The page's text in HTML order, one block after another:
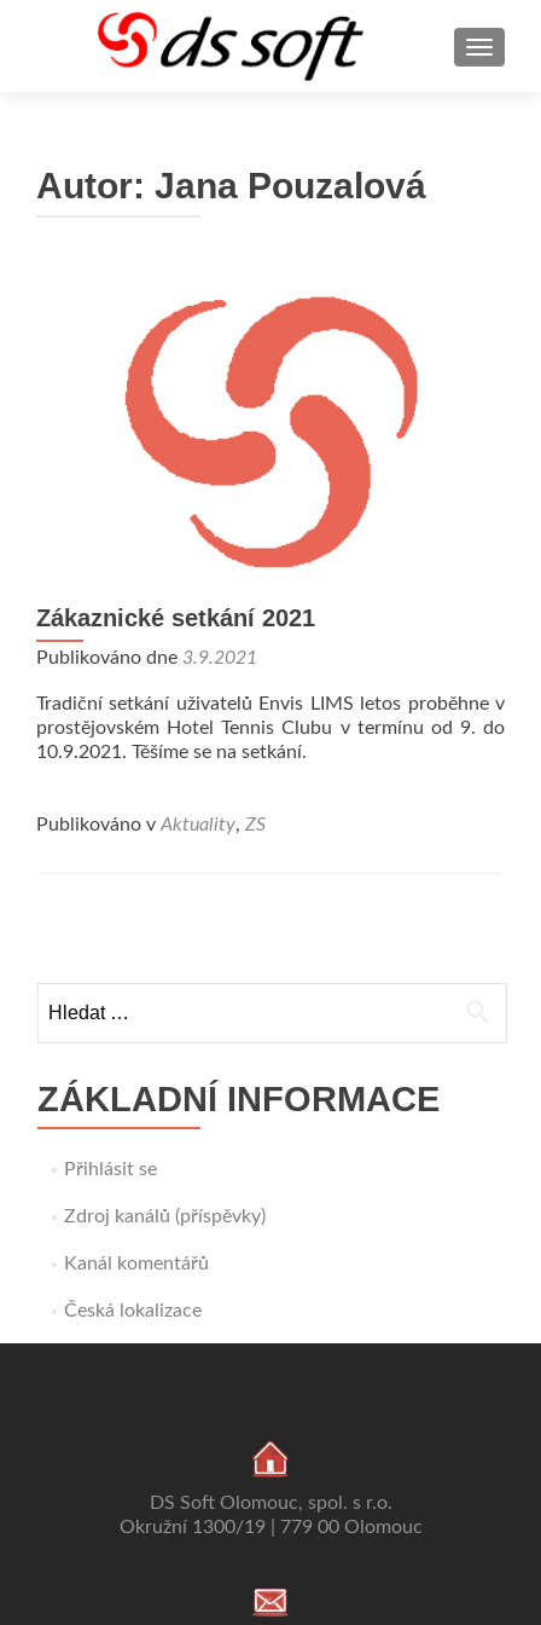
Autor: Jana Pouzalová
Zákaznické setkání 2021
Publikováno dne 3.9.2021
Tradiční setkání uživatelů Envis LIMS letos proběhne v
prostějovském Hotel Tennis Clubu v termínu od 9. do
10.9.2021. Těšíme se na setkání.
Publikováno v Aktuality, ZS
příspěvky
ZÁKLADNÍ INFORMACE
Přihlásit se
Zdroj kanálů (příspěvky)
Kanál komentářů
Česká lokalizace
DS Soft Olomouc, spol. s r.o.
Okružní 1300/19 | 779 00 Olomouc